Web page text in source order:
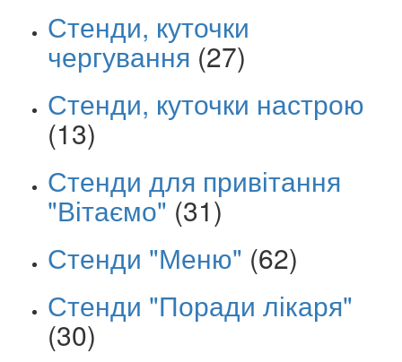
Стенди, куточки
чергування (27)
Стенди, куточки настрою
(13)
Стенди для привітання
"Вітаємо" (31)
Стенди "Меню" (62)
Стенди "Поради лікаря"
(30)